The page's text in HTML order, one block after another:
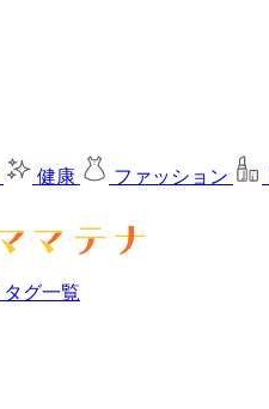
健康 ファッション
タグ一覧